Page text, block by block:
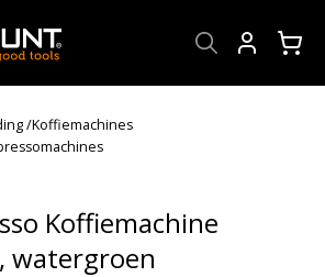
/Koffiemachines
Koffiemachine
watergroen